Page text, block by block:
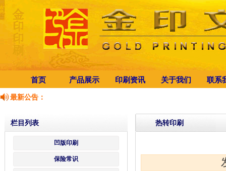
首页 产品展示 印刷资讯 关于我们 联系
最新公告：
栏目列表
凹版印刷
保险常识
热转印刷